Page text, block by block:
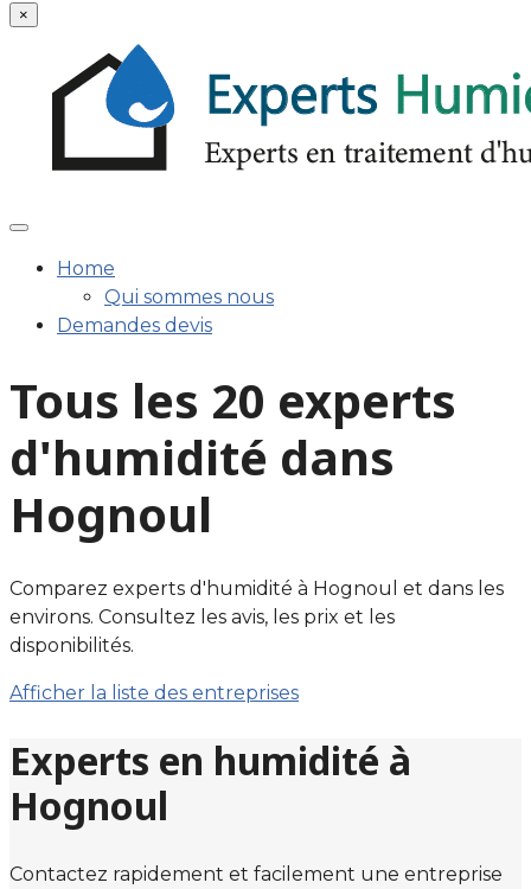
×
Home
Qui sommes nous
Demandes devis
Tous les 20 experts
d'humidité dans
Hognoul
Comparez experts d'humidité à Hognoul et dans les
environs. Consultez les avis, les prix et les
disponibilités.
Afficher la liste des entreprises
Experts en humidité à
Hognoul
Contactez rapidement et facilement une entreprise